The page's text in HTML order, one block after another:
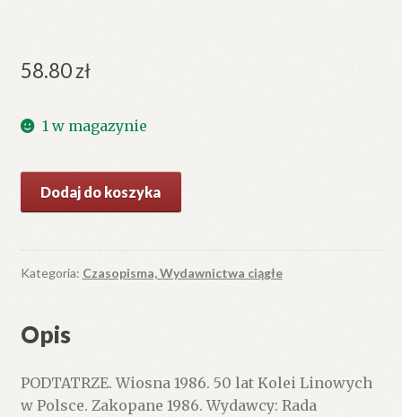
58.80zł
1 w magazynie
PODTATRZE.
1986.
50
Linowych
Polsce.
Dodaj do koszyka
Kategoria: Czasopisma, Wydawnictwa ciągłe
Opis
PODTATRZE. Wiosna 1986. 50 lat Kolei Linowych
w Polsce. Zakopane 1986. Wydawcy: Rada